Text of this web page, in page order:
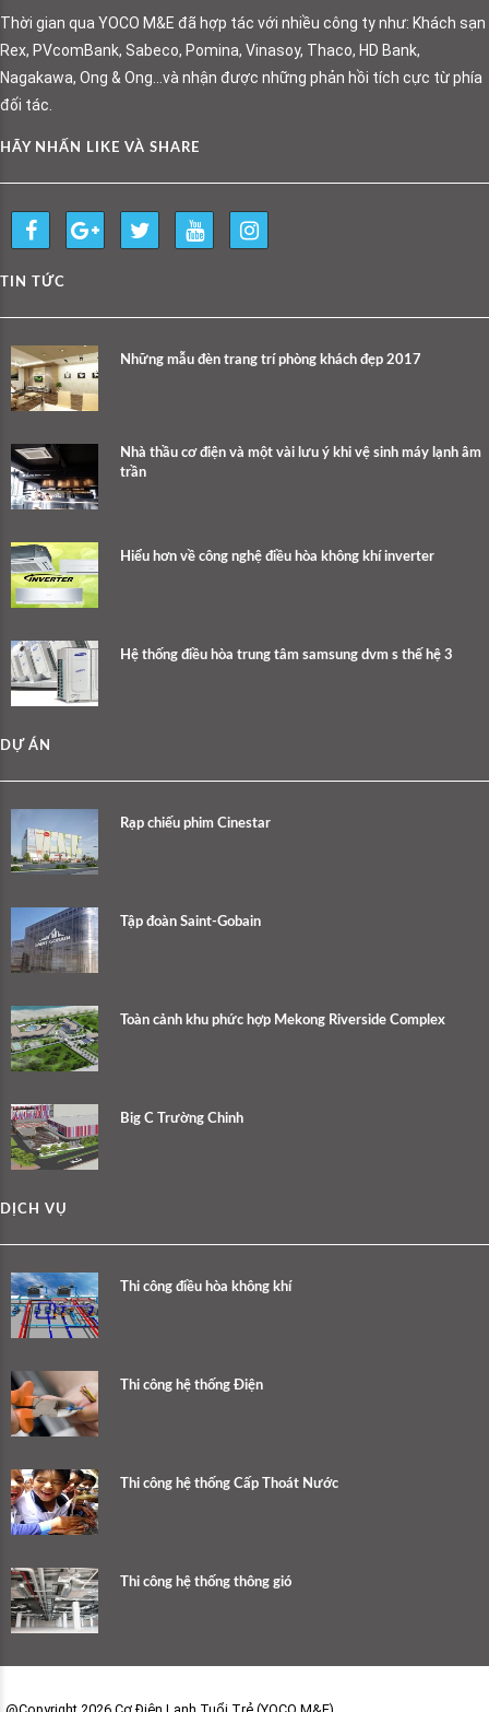
Thời gian qua YOCO M&E đã hợp tác với nhiều công ty như: Khách sạn
Rex, PVcomBank, Sabeco, Pomina, Vinasoy, Thaco, HD Bank,
Nagakawa, Ong & Ong…và nhận được những phản hồi tích cực từ phía
đối tác.
HÃY NHẤN LIKE VÀ SHARE
TIN TỨC
Những mẫu đèn trang trí phòng khách đẹp 2017
Nhà thầu cơ điện và một vài lưu ý khi vệ sinh máy lạnh âm
trần
Hiểu hơn về công nghệ điều hòa không khí inverter
Hệ thống điều hòa trung tâm samsung dvm s thế hệ 3
DỰ ÁN
Rạp chiếu phim Cinestar
Tập đoàn Saint-Gobain
Toàn cảnh khu phức hợp Mekong Riverside Complex
Big C Trường Chinh
DỊCH VỤ
Thi công điều hòa không khí
Thi công hệ thống Điện
Thi công hệ thống Cấp Thoát Nước
Thi công hệ thống thông gió